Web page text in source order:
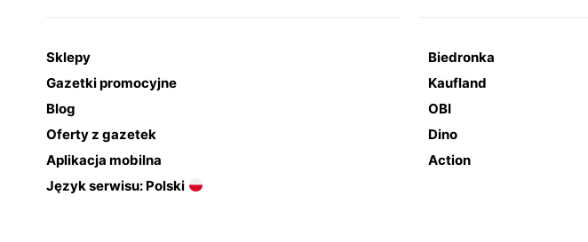
Sklepy
Gazetki promocyjne
Blog
Oferty z gazetek
Aplikacja mobilna
Język serwisu: Polski
Biedronka
Kaufland
OBI
Dino
Action